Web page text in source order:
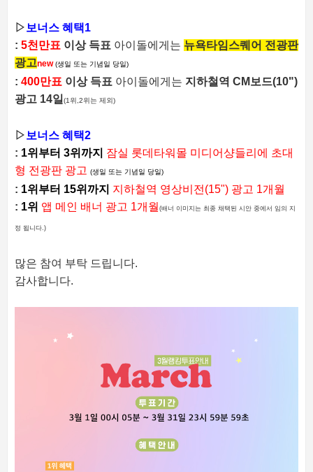
▷보너스 혜택1
: 5천만표 이상 득표 아이돌에게는 뉴욕타임스퀘어 전광판
광고new(생일 또는 기념일 당일)
: 400만표 이상 득표 아이돌에게는 지하철역 CM보드(10")
광고 14일 (1위,2위는 제외)
▷보너스 혜택2
: 1위부터 3위까지 잠실 롯데타워몰 미디어샹들리에 초대
형 전광판 광고 (생일 또는 기념일 당일)
: 1위부터 15위까지 지하철역 영상비전(15") 광고 1개월
: 1위 앱 메인 배너 광고 1개월 (배너 이미지는 최종 채택된 시안 중에서 임의 지
정 됩니다.)
많은 참여 부탁 드립니다.
감사합니다.